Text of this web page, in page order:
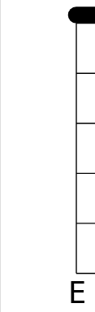
E